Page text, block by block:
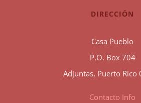
DIRECCIÓN
Casa Pueblo
P.O. Box 704
Adjuntas, Puerto Rico
Contacto Info